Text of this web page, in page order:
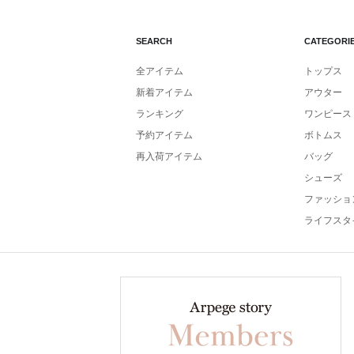
SEARCH
全アイテム
新着アイテム
ランキング
予約アイテム
再入荷アイテム
トップス
アウター
ワンピース
ボトムス
バッグ
シューズ
ファッショ
ライフスタ